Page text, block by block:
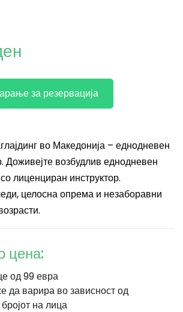
за резервација
во Македонија – еднодневен
Доживејте возбудлив еднодневен
лиценциран инструктор.
целосна опрема и незаборавни
цена:
од 99 евра
да варира во зависност од
на лица